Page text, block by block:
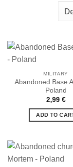
MILITARY
Abandoned Base
Poland
2,99 €
ADD TO